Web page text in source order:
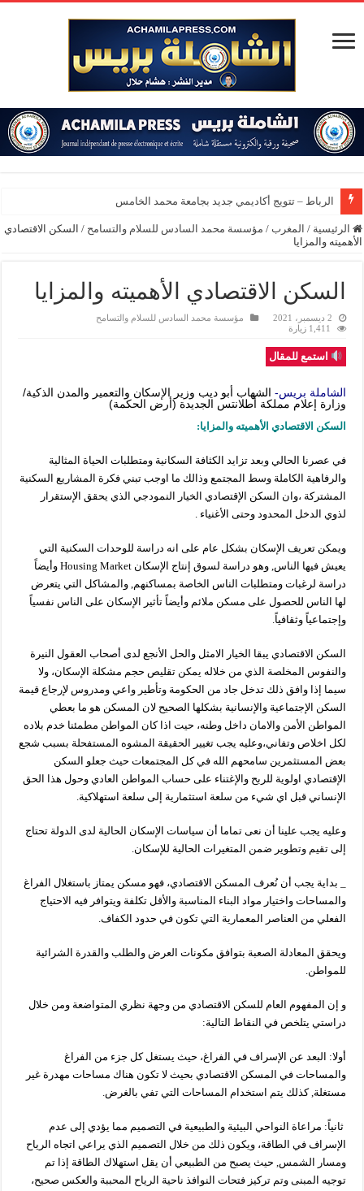
الرباط – تتويج أكاديمي جديد بجامعة محمد الخامس
الرئيسية / المغرب / مؤسسة محمد السادس للسلام والتسامح / السكن الاقتصادي
الأهميته والمزايا
السكن الاقتصادي الأهميته والمزايا
2 ديسمبر، 2021
مؤسسة محمد السادس للسلام والتسامح
1,411 زيارة
استمع للمقال
الشاملة بريس- الشهاب أبو ديب وزير الإسكان والتعمير والمدن الذكية/
وزارة إعلام مملكة أطلانتس الجديدة (أرض الحكمة)
السكن الاقتصادي الأهميته والمزايا:
في عصرنا الحالي وبعد تزايد الكثافة السكانية ومتطلبات الحياة المثالية
والرفاهية الكاملة وسط المجتمع وذالك ما اوجب تبني فكرة المشاريع السكنية
المشتركة ،وان السكن الإقتصادي الخيار النمودجي الذي يحقق الإستقرار
لذوي الدخل المحدود وحتى الأغنياء .
ويمكن تعريف الإسكان بشكل عام على انه دراسة للوحدات السكنية التي
يعيش فيها الناس, وهو دراسة لسوق إنتاج الإسكان Housing Market وأيضاً
دراسة لرغبات ومتطلبات الناس الخاصة بمساكنهم, والمشاكل التي يتعرض
لها الناس للحصول على مسكن ملائم وأيضاً تأثير الإسكان على الناس نفسياً
وإجتماعياً وثقافياً.
السكن الاقتصادي يبقا الخيار الامثل والحل الأنجع لدى أصحاب العقول النيرة
والنفوس المخلصة الذي من خلاله يمكن تقليص حجم مشكلة الإسكان، ولا
سيما إذا وافق ذلك تدخل جاد من الحكومة وتأطير واعي ومدروس لإرجاع قيمة
السكن الإجتماعية والإنسانية بشكلها الصحيح لان المسكن هو ما بعطي
المواطن الأمن والامان داخل وطنه، حيت اذا كان المواطن مطمئنا خدم بلاده
لكل اخلاص وتفاني،وعليه يجب تغيير الحقيقة المشوه المستفحلة بسبب شجع
بعض المستثمرين سامحهم الله في كل المجتمعات حيث جعلو السكن
الإقتصادي اولوية للربح والإغتناء على حساب المواطن العادي وحول هذا الحق
الإنساني قبل اي شيء من سلعة استثمارية إلى سلعة استهلاكية.
وعليه يجب علينا أن نعى تماما أن سياسات الإسكان الحالية لدى الدولة تحتاج
إلى تقيم وتطوير ضمن المتغيرات الحالية للإسكان.
_ بداية يجب أن نُعرف المسكن الاقتصادي، فهو مسكن يمتاز باستغلال الفراغ
والمساحات واختيار مواد البناء المناسبة والأقل تكلفة ويتوافر فيه الاحتياج
الفعلي من العناصر المعمارية التي تكون في حدود الكفاف.
ويحقق المعادلة الصعبة بتوافق مكونات العرض والطلب والقدرة الشرائية
للمواطن.
و إن المفهوم العام للسكن الاقتصادي من وجهة نظري المتواضعة ومن خلال
دراستي يتلخص في النقاط التالية:
أولا: البعد عن الإسراف في الفراغ، حيث يستغل كل جزء من الفراغ
والمساحات في المسكن الاقتصادي بحيث لا تكون هناك مساحات مهدرة غير
مستغلة, كذلك يتم استخدام المساحات التي تفي بالغرض.
ثانياً: مراعاة النواحي البيئية والطبيعية في التصميم مما يؤدي إلى عدم
الإسراف في الطاقة، ويكون ذلك من خلال التصميم الذي يراعي اتجاه الرياح
ومسار الشمس, حيث يصبح من الطبيعي أن يقل استهلاك الطاقة إذا تم
توجيه المبنى وتم تركيز فتحات النوافذ ناحية الرياح المحببة والعكس صحيح،